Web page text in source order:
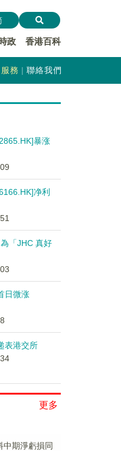
政 香港百科
服務 聯絡我們
暴涨
净利
「JHC 真好
日微涨
表港交所
更多
中期淨虧損同